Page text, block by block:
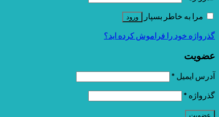
مرا به خاطر بسپار
ورود
گذرواژه خود را فراموش کرده اید؟
عضویت
آدرس ایمیل *
گذرواژه *
عضویت